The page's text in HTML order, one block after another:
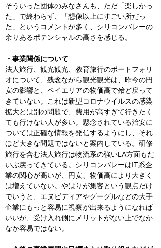
そういった団体のみなさんも、ただ「楽しかっ
た」で終わらず、「想像以上にすごい所だっ
た」というコメントが多く、シリコンバレーの
余りあるポテンシャルの高さを感じる。
・事業関係について
法人旅行、観光観光、教育旅行のポートフォリ
オについて、残念ながら観光観光は、昨今の円
安の影響と、ベイエリアの物価高で殆ど戻って
きていない。これは新型コロナウイルスの感染
拡大とは別の問題で、費用が高すぎて行きたく
ても行けない人が多い。懸念されている治安に
ついては正確な情報を発信するようにし、それ
ほど大きな問題ではないと案内している。研修
旅行を含む法人旅行は物流系の強いLA方面もだ
いぶ戻ってきている。シリコンバレーはIT系企
業の関心が高いが、円安、物価高により大きく
は増えていない。やはりが集客という観点だけ
でいうと、エヌビディアやグーグルなどの大手
企業にもっと容易に視察が出来るようになれば
いいが、受け入れ側にメリットがない上でなか
なか容易ではない。